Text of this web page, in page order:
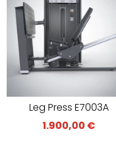
Leg Press E7003A
1.900,00 €